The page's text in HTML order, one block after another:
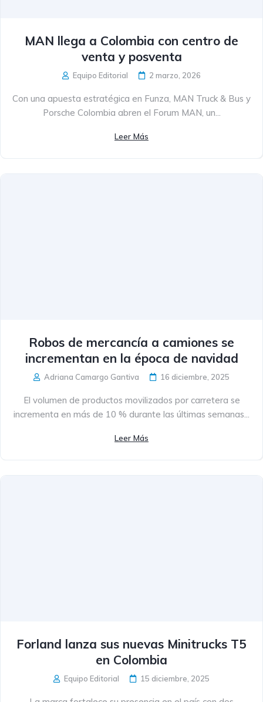
MAN llega a Colombia con centro de
venta y posventa
Equipo Editorial 2 marzo, 2026
Con una apuesta estratégica en Funza, MAN Truck & Bus y
Porsche Colombia abren el Forum MAN, un...
Leer Más
Robos de mercancía a camiones se
incrementan en la época de navidad
Adriana Camargo Gantiva 16 diciembre, 2025
El volumen de productos movilizados por carretera se
incrementa en más de 10 % durante las últimas semanas...
Leer Más
Forland lanza sus nuevas Minitrucks T5
en Colombia
Equipo Editorial 15 diciembre, 2025